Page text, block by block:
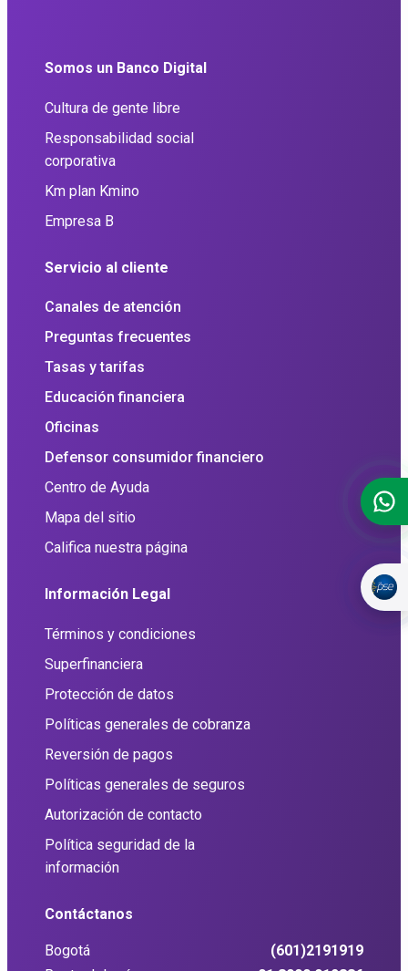
Somos un Banco Digital
Cultura de gente libre
Responsabilidad social
corporativa
Km plan Kmino
Empresa B
Servicio al cliente
Canales de atención
Preguntas frecuentes
Tasas y tarifas
Educación financiera
Oficinas
Defensor consumidor financiero
Centro de Ayuda
Mapa del sitio
Califica nuestra página
Información Legal
Términos y condiciones
Superfinanciera
Protección de datos
Políticas generales de cobranza
Reversión de pagos
Políticas generales de seguros
Autorización de contacto
Política seguridad de la
información
Contáctanos
Bogotá
(601)2191919